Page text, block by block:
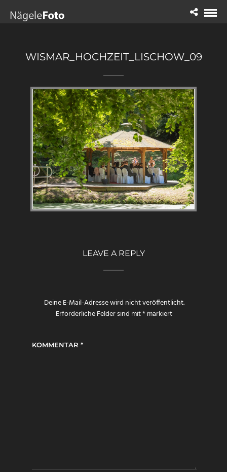
WISMAR_HOCHZEIT_LISCHOW_09
LEAVE A REPLY
Deine E-Mail-Adresse wird nicht veröffentlicht.
Erforderliche Felder sind mit*markiert
KOMMENTAR *